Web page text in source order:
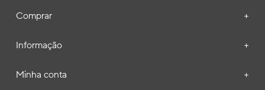
Comprar +
Informação +
Minha conta +